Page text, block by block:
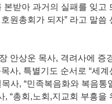
본받아 과거의 실패를 잊고
원총회가 되자” 라고 말씀
안상운 목사, 격려사에 증
사, 특별기도 순서로 “세계
목사, “민족복음화와 복음통
, “총회 ,노회 ,지교회 부흥을